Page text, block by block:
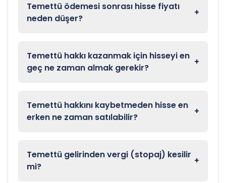
Temettü ödemesi sonrası hisse fiyatı
neden düşer?
+
Temettü hakkı kazanmak için hisseyi en
geç ne zaman almak gerekir?
+
Temettü hakkını kaybetmeden hisse en
erken ne zaman satılabilir?
+
Temettü gelirinden vergi (stopaj) kesilir
mi?
+